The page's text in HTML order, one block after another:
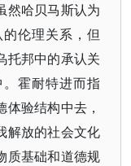
然哈贝马斯认为
伦理关系，但
托邦中的承认关
霍耐特进而指
验结构中去，
解放的社会文化
质基础和道德规